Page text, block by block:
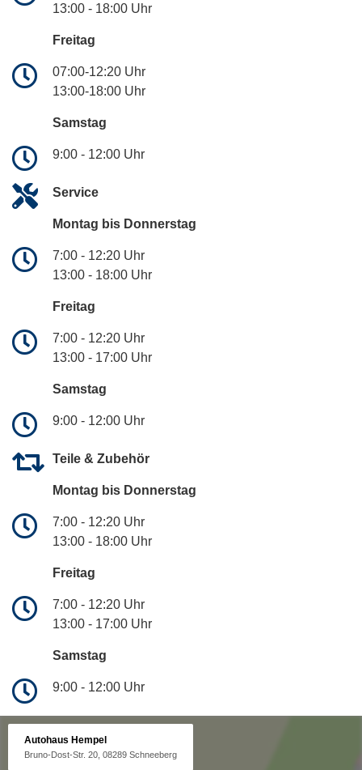
13:00 - 18:00 Uhr
Freitag
07:00-12:20 Uhr
13:00-18:00 Uhr
Samstag
9:00 - 12:00 Uhr
Service
Montag bis Donnerstag
7:00 - 12:20 Uhr
13:00 - 18:00 Uhr
Freitag
7:00 - 12:20 Uhr
13:00 - 17:00 Uhr
Samstag
9:00 - 12:00 Uhr
Teile & Zubehör
Montag bis Donnerstag
7:00 - 12:20 Uhr
13:00 - 18:00 Uhr
Freitag
7:00 - 12:20 Uhr
13:00 - 17:00 Uhr
Samstag
9:00 - 12:00 Uhr
Autohaus Hempel
Bruno-Dost-Str. 20, 08289 Schneeberg